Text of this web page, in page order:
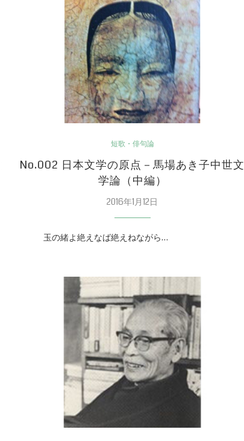
短歌・俳句論
No.002 日本文学の原点－馬場あき子中世文
学論（中編）
2016年1月12日
玉の緒よ絶えなば絶えねながら…